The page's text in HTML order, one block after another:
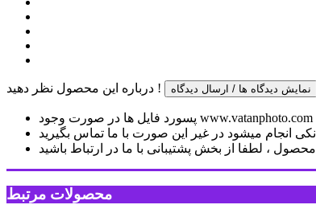
درباره این محصول نظر دهید ! نمایش دیدگاه ها / ارسال دیدگاه
پسورد فایل ها در صورت وجود www.vatanphoto.com
انجام میشود در غیر این صورت با ما تماس بگیرید
، لطفا از بخش پشتیبانی با ما در ارتباط باشید
محصولات مرتبط